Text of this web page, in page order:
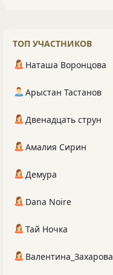
ТОП УЧАСТНИКОВ
Наташа Воронцова
Арыстан Тастанов
Двенадцать струн
Амалия Сирин
Демура
Dana Noire
Тай Ночка
Валентина_Захарова